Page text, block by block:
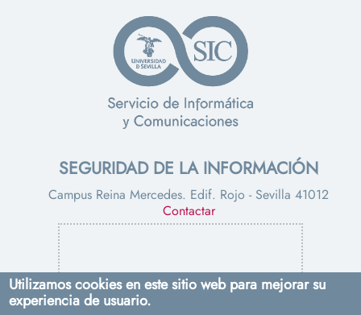
SEGURIDAD DE LA INFORMACIÓN
Campus Reina Mercedes. Edif. Rojo - Sevilla 41012
Contactar
Utilizamos cookies en este sitio web para mejorar su
experiencia de usuario.